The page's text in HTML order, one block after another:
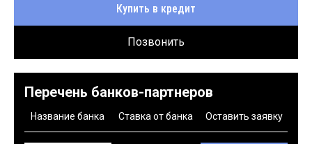
Купить в кредит
Позвонить
Перечень банков-партнеров
Название банка Ставка от банка Оставить заявку